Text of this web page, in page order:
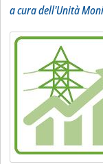
a cura dell'Unità